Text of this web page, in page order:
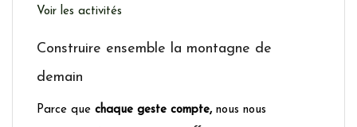
Voir les activités
Construire ensemble la montagne de
demain
Parce que chaque geste compte, nous nous